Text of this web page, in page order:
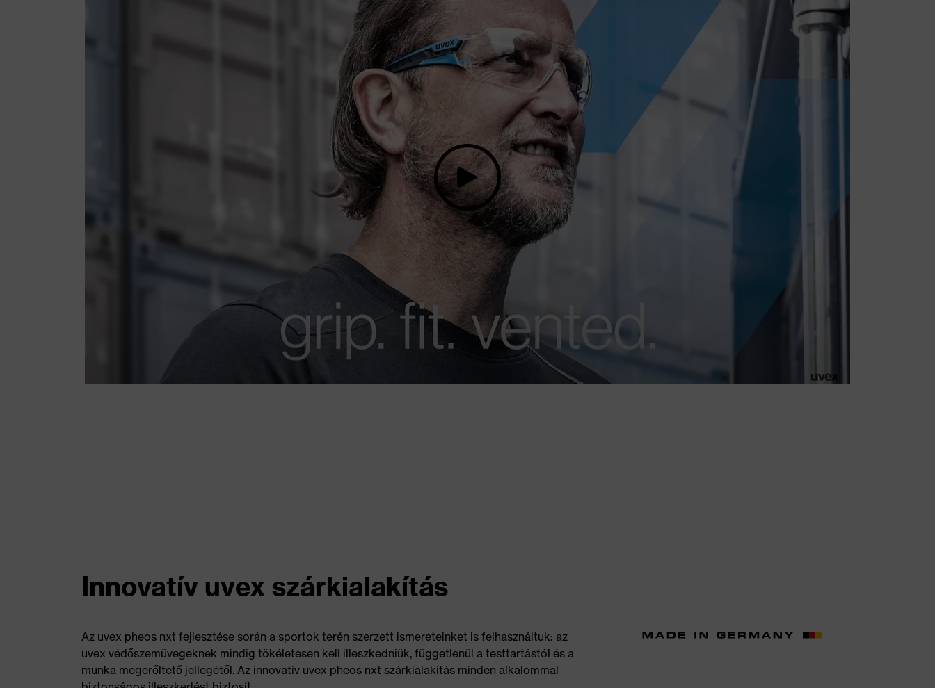
Innovatív uvex szárkialakítás
Az uvex pheos nxt fejlesztése során a sportok terén szerzett ismereteinket is felhasználtuk: az
uvex védőszemüvegeknek mindig tökéletesen kell illeszkedniük, függetlenül a testtartástól és a
munka megerőltető jellegétől. Az innovatív uvex pheos nxt szárkialakítás minden alkalommal